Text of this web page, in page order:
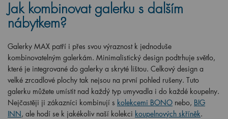
Jak kombinovat galerku s dalším
nábytkem?
Galerky MAX patří i přes svou výraznost k jednoduše
kombinovatelným galerkám. Minimalistický design podtrhuje světlo,
které je integrované do galerky a skryté lištou. Celkový design a
velké zrcadlové plochy tak nejsou na první pohled rušeny. Tuto
galerku můžete umístit nad každý typ umyvadla i do každé koupelny.
Nejčastěji ji zákazníci kombinují s kolekcemi BONO nebo, BIG
INN, ale hodí se k jakékoliv naší kolekci koupelnových skříněk.